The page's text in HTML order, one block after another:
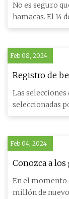
No es seguro
hamacas. El 14 de junio de 2022, la Comisión de Seguridad
de Product
Feb 08, 2024
Registro de
Las
seleccionadas por el
través de nuest
Feb 04, 2024
Conozca a
BabyCenter
En el momento
millón de